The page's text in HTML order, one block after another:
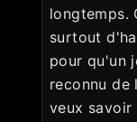
longtemps.
surtout
pour qu'un
reconnu de
veux